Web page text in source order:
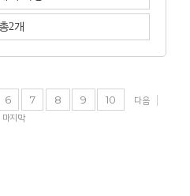
총2개
6 7 8 9 10
다음
마지막